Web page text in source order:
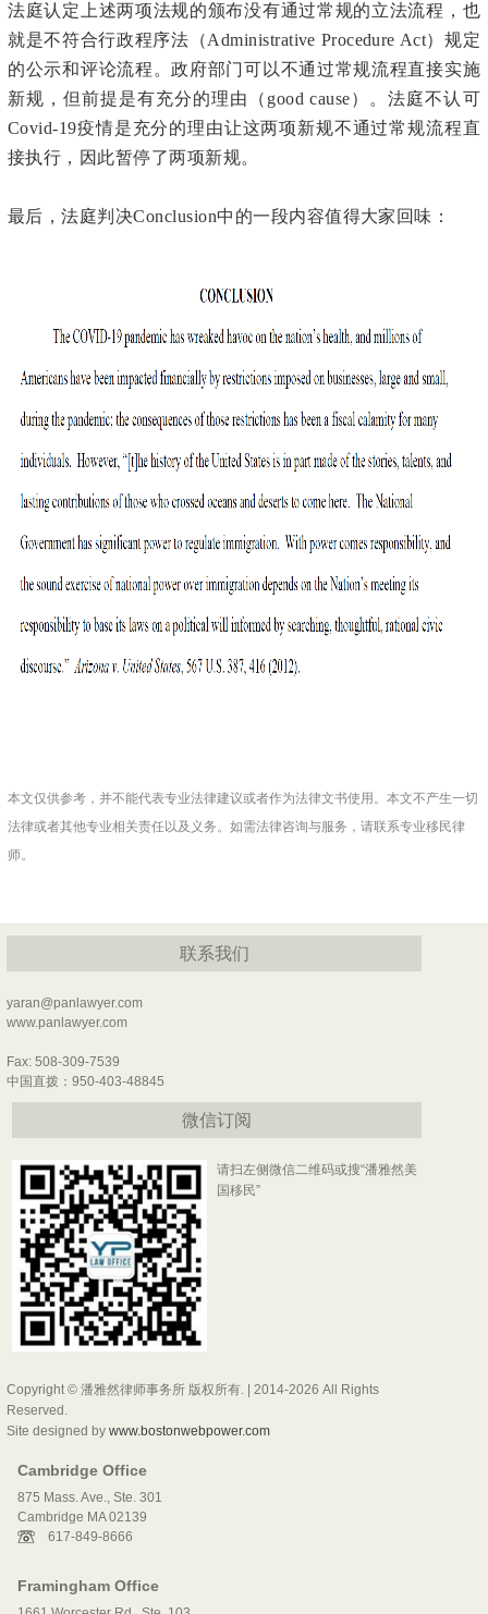
法庭认定上述两项法规的颁布没有通过常规的立法流程，也
就是不符合行政程序法（Administrative Procedure Act）规定
的公示和评论流程。政府部门可以不通过常规流程直接实施
新规，但前提是有充分的理由（good cause）。法庭不认可
Covid-19疫情是充分的理由让这两项新规不通过常规流程直
接执行，因此暂停了两项新规。
最后，法庭判决Conclusion中的一段内容值得大家回味：
本文仅供参考，并不能代表专业法律建议或者作为法律文书使用。本文不产生一切
法律或者其他专业相关责任以及义务。如需法律咨询与服务，请联系专业移民律
师。
联系我们
yaran@panlawyer.com
www.panlawyer.com
Fax: 508-309-7539
中国直拨：950-403-48845
微信订阅
请扫左侧微信二维码或搜“潘雅然美
国移民”
Copyright © 潘雅然律师事务所 版权所有. | 2014-2026 All Rights
Reserved.
Site designed by www.bostonwebpower.com
Cambridge Office
875 Mass. Ave., Ste. 301
Cambridge MA 02139
617-849-8666
Framingham Office